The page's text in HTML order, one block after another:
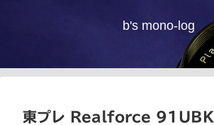
b's mono-log
東プレ Realforce 91UBK